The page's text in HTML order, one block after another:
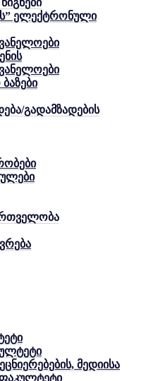
ელექტრონული
გადამზადების
მედიისა
ფაკულტეტი